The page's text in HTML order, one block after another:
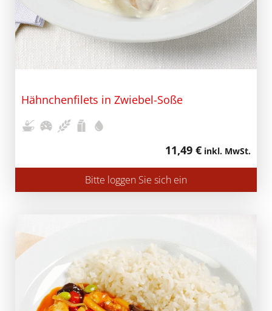
Hähnchenfilets in Zwiebel-Soße
11,49 € inkl. MwSt.
Bitte loggen Sie sich ein